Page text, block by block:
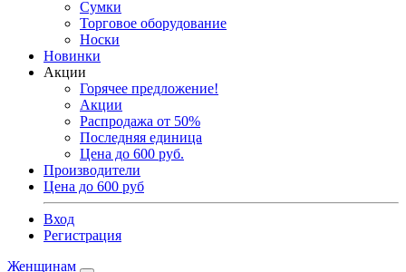
Сумки
Торговое оборудование
Носки
Новинки
Акции
Горячее предложение!
Акции
Распродажа от 50%
Последняя единица
Цена до 600 руб.
Производители
Цена до 600 руб
Вход
Регистрация
Женщинам